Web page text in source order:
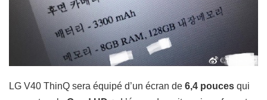
LG V40 ThinQ sera équipé d’un écran de 6,4 pouces qui